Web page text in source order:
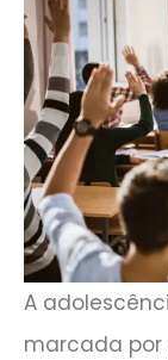
A
marcada por